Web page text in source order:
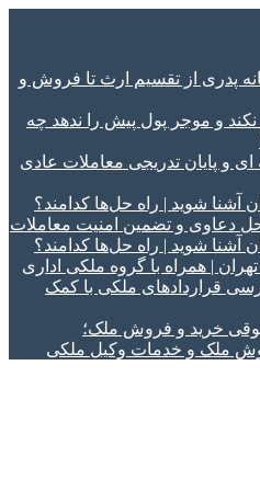
خانه پدری از تقسیم ارث تا فروش و
نکند و موجر پول پیش را ندهد چه
ای و پایان تدریجی معاملات عادی
دعاوی و تضمین امنیت معاملات
| همراه با گروه ملکی اداری
قراردادهای ملکی با کمک
خرید و فروش ملک؛
ملک و خدمات وکیل ملکی